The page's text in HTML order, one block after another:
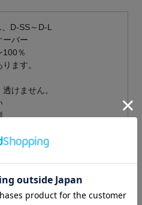
D-SS～D-L
ーバー
100％
ます。
けません。
周り 後着丈
前着丈
30 17
34 19
12